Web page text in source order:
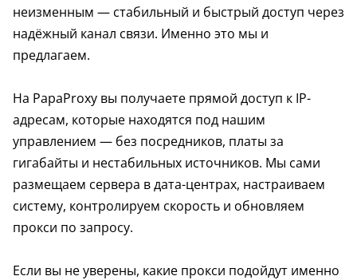
неизменным — стабильный и быстрый доступ через
надёжный канал связи. Именно это мы и
предлагаем.
На PapaProxy вы получаете прямой доступ к IP-
адресам, которые находятся под нашим
управлением — без посредников, платы за
гигабайты и нестабильных источников. Мы сами
размещаем сервера в дата-центрах, настраиваем
систему, контролируем скорость и обновляем
прокси по запросу.
Если вы не уверены, какие прокси подойдут именно